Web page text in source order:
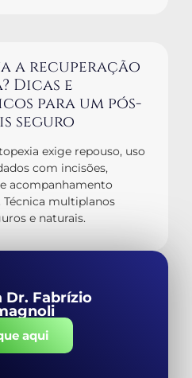
a recuperação
Dicas e
para um pós-
seguro
exige repouso, uso
com incisões,
acompanhamento
Técnica multiplanos
e naturais.
Dr. Fabrízio
aqui